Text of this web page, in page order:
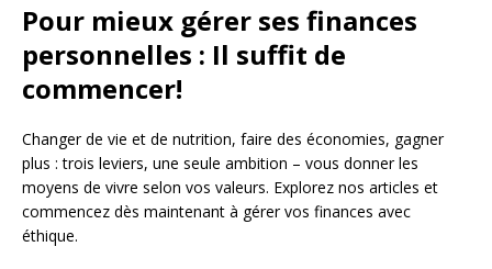
Pour mieux gérer ses finances
personnelles : Il suffit de
commencer!
Changer de vie et de nutrition, faire des économies, gagner
plus : trois leviers, une seule ambition – vous donner les
moyens de vivre selon vos valeurs. Explorez nos articles et
commencez dès maintenant à gérer vos finances avec
éthique.